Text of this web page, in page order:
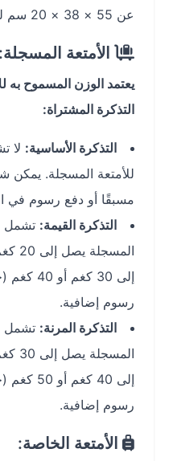
الأمتعة المسجلة:
يعتمد الوزن المسموح به
التذكرة المشتراة:
التذكرة الأساسية:لا تشمل
للأمتعة المسجلة. يمكن شراء
مسبقًا أو دفع رسوم في
التذكرة القيمة:تشمل وزنًا
المسجلة يصل إلى
رسوم إضافية.
التذكرة المرنة:تشمل وزنًا
المسجلة يصل إلى
رسوم إضافية.
الأمتعة الخاصة: